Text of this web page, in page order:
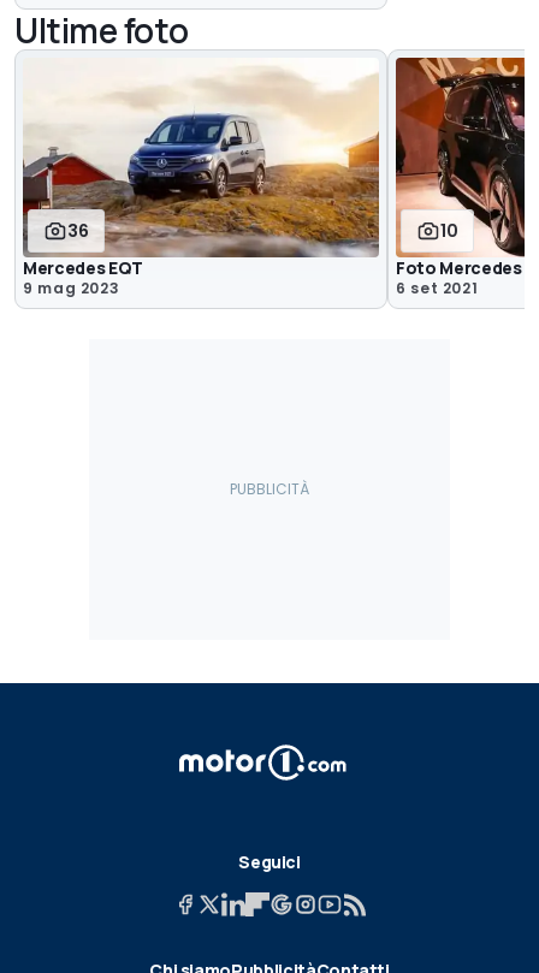
Ultime foto
36
Mercedes EQT
9 mag 2023
10
Foto Mercedes
6 set 2021
Seguici